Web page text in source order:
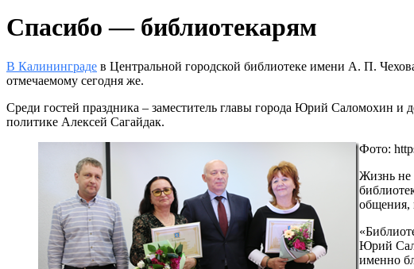
Спасибо — библиотекарям
В Калининграде в Центральной городской библиотеке имени А. П.
отмечаемому сегодня же.
Среди гостей праздника – заместитель главы города Юрий Саломохин и
политике Алексей Сагайдак.
Фото:
Жизнь не
общения,
Юрий
именно